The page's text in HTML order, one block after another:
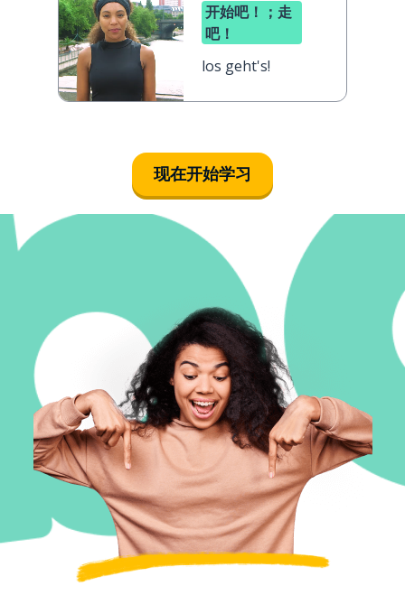
开始吧！；走
吧！
los geht's!
现在开始学习